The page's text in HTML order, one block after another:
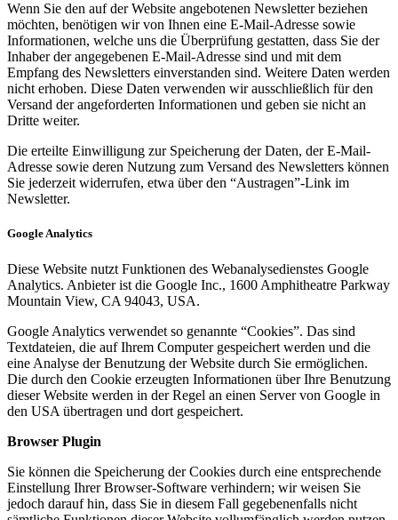
Wenn Sie den auf der Website angebotenen Newsletter beziehen
möchten, benötigen wir von Ihnen eine E-Mail-Adresse sowie
Informationen, welche uns die Überprüfung gestatten, dass Sie der
Inhaber der angegebenen E-Mail-Adresse sind und mit dem
Empfang des Newsletters einverstanden sind. Weitere Daten werden
nicht erhoben. Diese Daten verwenden wir ausschließlich für den
Versand der angeforderten Informationen und geben sie nicht an
Dritte weiter.
Die erteilte Einwilligung zur Speicherung der Daten, der E-Mail-
Adresse sowie deren Nutzung zum Versand des Newsletters können
Sie jederzeit widerrufen, etwa über den “Austragen”-Link im
Newsletter.
Google Analytics
Diese Website nutzt Funktionen des Webanalysedienstes Google
Analytics. Anbieter ist die Google Inc., 1600 Amphitheatre Parkway
Mountain View, CA 94043, USA.
Google Analytics verwendet so genannte “Cookies”. Das sind
Textdateien, die auf Ihrem Computer gespeichert werden und die
eine Analyse der Benutzung der Website durch Sie ermöglichen.
Die durch den Cookie erzeugten Informationen über Ihre Benutzung
dieser Website werden in der Regel an einen Server von Google in
den USA übertragen und dort gespeichert.
Browser Plugin
Sie können die Speicherung der Cookies durch eine entsprechende
Einstellung Ihrer Browser-Software verhindern; wir weisen Sie
jedoch darauf hin, dass Sie in diesem Fall gegebenenfalls nicht